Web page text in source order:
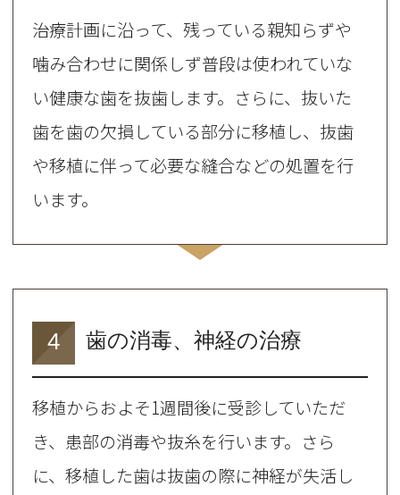
治療計画に沿って、残っている親知らずや
噛み合わせに関係しず普段は使われていな
い健康な歯を抜歯します。さらに、抜いた
歯を歯の欠損している部分に移植し、抜歯
や移植に伴って必要な縫合などの処置を行
います。
4 歯の消毒、神経の治療
移植からおよそ1週間後に受診していただ
き、患部の消毒や抜糸を行います。さら
に、移植した歯は抜歯の際に神経が失活し